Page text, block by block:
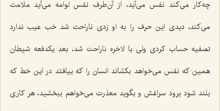
چه‌کار می‌کند نفس می‌آید، از آن‌طرف نفس لوامه می‌آید ملامت
می‌کند، دیدی این حرف را به او زدی ناراحت شد خب عیب ندارد
تصفیه حساب کردی ولی با لاخره ناراحت شد، بعد یکدفعه شیطان
همین که نفس می‌خواهد بکشاند انسان را که بیافتد در این خط که
بلند شود برود سراغش و بگوید معذرت می‌خواهم ببخشید، هر کاری